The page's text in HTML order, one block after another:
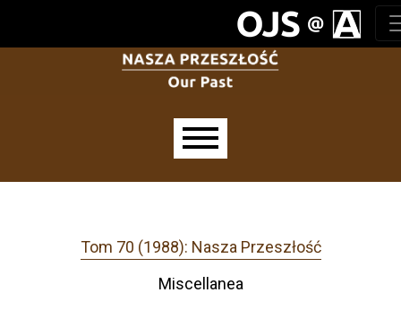
Tom 70 (1988): Nasza Przeszłość
Miscellanea